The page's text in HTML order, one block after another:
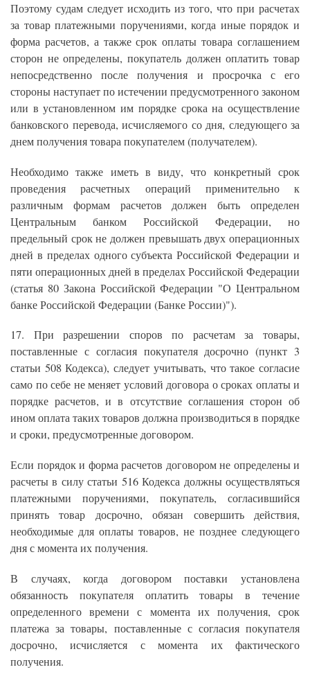
Поэтому судам следует исходить из того, что при расчетах
за товар платежными поручениями, когда иные порядок и
форма расчетов, а также срок оплаты товара соглашением
сторон не определены, покупатель должен оплатить товар
непосредственно после получения и просрочка с его
стороны наступает по истечении предусмотренного законом
или в установленном им порядке срока на осуществление
банковского перевода, исчисляемого со дня, следующего за
днем получения товара покупателем (получателем).
Необходимо также иметь в виду, что конкретный срок
проведения расчетных операций применительно к
различным формам расчетов должен быть определен
Центральным банком Российской Федерации, но
предельный срок не должен превышать двух операционных
дней в пределах одного субъекта Российской Федерации и
пяти операционных дней в пределах Российской Федерации
(статья 80 Закона Российской Федерации "О Центральном
банке Российской Федерации (Банке России)").
17. При разрешении споров по расчетам за товары,
поставленные с согласия покупателя досрочно (пункт 3
статьи 508 Кодекса), следует учитывать, что такое согласие
само по себе не меняет условий договора о сроках оплаты и
порядке расчетов, и в отсутствие соглашения сторон об
ином оплата таких товаров должна производиться в порядке
и сроки, предусмотренные договором.
Если порядок и форма расчетов договором не определены и
расчеты в силу статьи 516 Кодекса должны осуществляться
платежными поручениями, покупатель, согласившийся
принять товар досрочно, обязан совершить действия,
необходимые для оплаты товаров, не позднее следующего
дня с момента их получения.
В случаях, когда договором поставки установлена
обязанность покупателя оплатить товары в течение
определенного времени с момента их получения, срок
платежа за товары, поставленные с согласия покупателя
досрочно, исчисляется с момента их фактического
получения.